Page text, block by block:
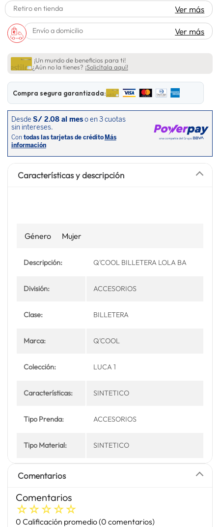
Retiro en tienda Ver más
Envío a domicilio Ver más
¡Un mundo de beneficios para ti!
¿Aún no la tienes? ¡Solicítala aquí!
Compra segura garantizada:
Características y descripción
Género Mujer
Descripción: Q'COOL BILLETERA LOLA BA
División: ACCESORIOS
Clase: BILLETERA
Marca: Q'COOL
Colección: LUCA 1
Características: SINTETICO
Tipo Prenda: ACCESORIOS
Tipo Material: SINTETICO
Comentarios
Comentarios
☆☆☆☆☆
0 Calificación promedio(0 comentarios)